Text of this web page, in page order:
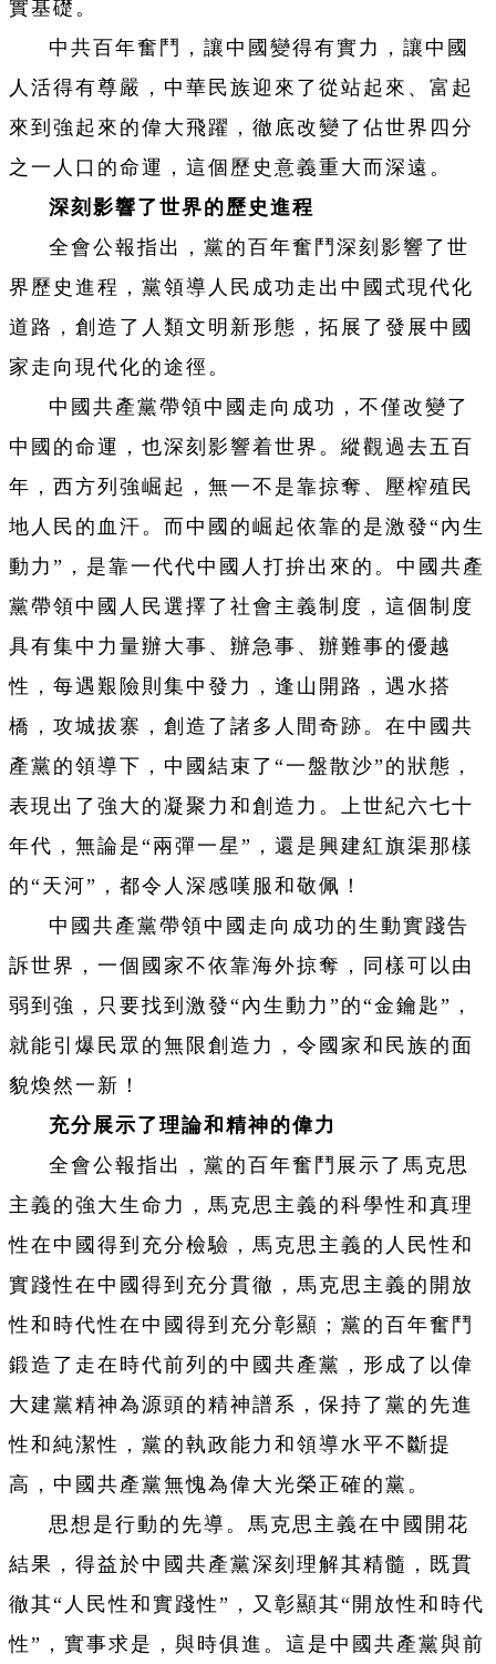
實基礎。
中共百年奮鬥，讓中國變得有實力，讓中國
人活得有尊嚴，中華民族迎來了從站起來、富起
來到強起來的偉大飛躍，徹底改變了佔世界四分
之一人口的命運，這個歷史意義重大而深遠。
深刻影響了世界的歷史進程
全會公報指出，黨的百年奮鬥深刻影響了世
界歷史進程，黨領導人民成功走出中國式現代化
道路，創造了人類文明新形態，拓展了發展中國
家走向現代化的途徑。
中國共產黨帶領中國走向成功，不僅改變了
中國的命運，也深刻影響着世界。縱觀過去五百
年，西方列強崛起，無一不是靠掠奪、壓榨殖民
地人民的血汗。而中國的崛起依靠的是激發“內生
動力”，是靠一代代中國人打拚出來的。中國共產
黨帶領中國人民選擇了社會主義制度，這個制度
具有集中力量辦大事、辦急事、辦難事的優越
性，每遇艱險則集中發力，逢山開路，遇水搭
橋，攻城拔寨，創造了諸多人間奇跡。在中國共
產黨的領導下，中國結束了“一盤散沙”的狀態，
表現出了強大的凝聚力和創造力。上世紀六七十
年代，無論是“兩彈一星”，還是興建紅旗渠那樣
的“天河”，都令人深感嘆服和敬佩！
中國共產黨帶領中國走向成功的生動實踐告
訴世界，一個國家不依靠海外掠奪，同樣可以由
弱到強，只要找到激發“內生動力”的“金鑰匙”，
就能引爆民眾的無限創造力，令國家和民族的面
貌煥然一新！
充分展示了理論和精神的偉力
全會公報指出，黨的百年奮鬥展示了馬克思
主義的強大生命力，馬克思主義的科學性和真理
性在中國得到充分檢驗，馬克思主義的人民性和
實踐性在中國得到充分貫徹，馬克思主義的開放
性和時代性在中國得到充分彰顯；黨的百年奮鬥
鍛造了走在時代前列的中國共產黨，形成了以偉
大建黨精神為源頭的精神譜系，保持了黨的先進
性和純潔性，黨的執政能力和領導水平不斷提
高，中國共產黨無愧為偉大光榮正確的黨。
思想是行動的先導。馬克思主義在中國開花
結果，得益於中國共產黨深刻理解其精髓，既貫
徹其“人民性和實踐性”，又彰顯其“開放性和時代
性”，實事求是，與時俱進。這是中國共產黨與前